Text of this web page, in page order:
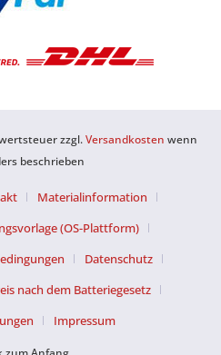
zzgl.Versandkosten wenn
beschrieben
Materialinformation
(OS-Plattform)
Datenschutz
nach dem Batteriegesetz
Impressum